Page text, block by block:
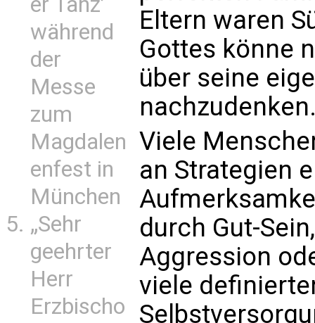
während
der
Messe
zum
Magdalen
enfest in
München
„Sehr
geehrter
Herr
Erzbischo
Eltern waren
Gottes könne
über seine
Viele
an Strategien
durch Gut-
Aggression
viele